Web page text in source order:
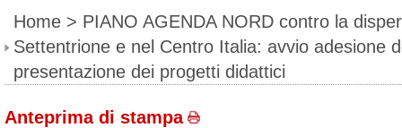
Inserisci parola chiave:
Home > PIANO AGENDA NORD contro la
Settentrione e nel Centro Italia: avvio adesione
presentazione dei progetti didattici
Anteprima di stampa